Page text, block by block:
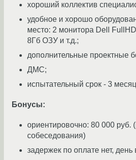
хороший коллектив
удобное и хорошо
место: 2 монитора Dell
8Гб ОЗУ и т.д.;
дополнительные проектные
ДМС;
испытательный срок - 3
Бонусы:
ориентировочно: 80 000 руб.
собеседования)
задержек по оплате нет, день